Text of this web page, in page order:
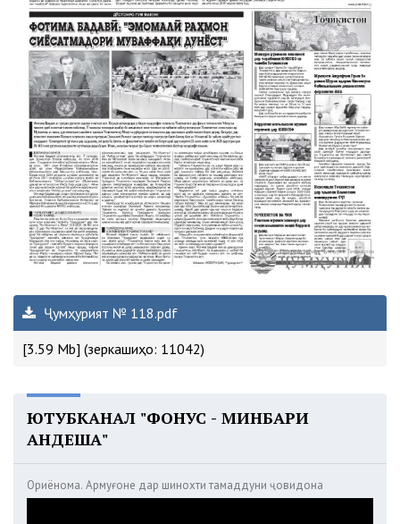
Ҷумҳурият № 118.pdf
[3.59 Mb] (зеркашиҳо: 11042)
ЮТУБКАНАЛ "ФОНУС - МИНБАРИ
АНДЕША"
Ориёнома. Армуғоне дар шинохти тамаддуни ҷовидона